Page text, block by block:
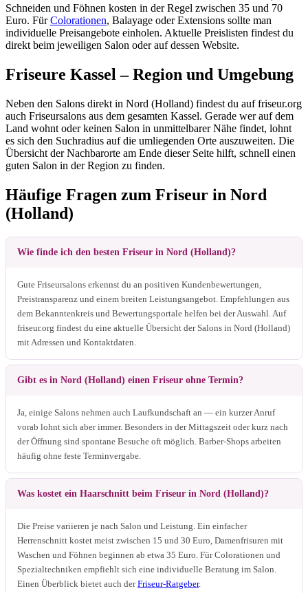
Schneiden und Föhnen kosten in der Regel zwischen 35 und 70
Euro. FürColorationen, Balayage oder Extensions sollte man
individuelle Preisangebote einholen. Aktuelle Preislisten findest du
direkt beim jeweiligen Salon oder auf dessen Website.
Friseure Kassel – Region und Umgebung
Neben den Salons direkt in Nord (Holland) findest du auf friseur.org
auch Friseursalons aus dem gesamten Kassel. Gerade wer auf dem
Land wohnt oder keinen Salon in unmittelbarer Nähe findet, lohnt
es sich den Suchradius auf die umliegenden Orte auszuweiten. Die
Übersicht der Nachbarorte am Ende dieser Seite hilft, schnell einen
guten Salon in der Region zu finden.
Häufige Fragen zum Friseur in Nord
(Holland)
Wie finde ich den besten Friseur in Nord (Holland)?
Gute Friseursalons erkennst du an positiven Kundenbewertungen,
Preistransparenz und einem breiten Leistungsangebot. Empfehlungen aus
dem Bekanntenkreis und Bewertungsportale helfen bei der Auswahl. Auf
friseur.org findest du eine aktuelle Übersicht der Salons in Nord (Holland)
mit Adressen und Kontaktdaten.
Gibt es in Nord (Holland) einen Friseur ohne Termin?
Ja, einige Salons nehmen auch Laufkundschaft an — ein kurzer Anruf
vorab lohnt sich aber immer. Besonders in der Mittagszeit oder kurz nach
der Öffnung sind spontane Besuche oft möglich. Barber-Shops arbeiten
häufig ohne feste Terminvergabe.
Was kostet ein Haarschnitt beim Friseur in Nord (Holland)?
Die Preise variieren je nach Salon und Leistung. Ein einfacher
Herrenschnitt kostet meist zwischen 15 und 30 Euro, Damenfrisuren mit
Waschen und Föhnen beginnen ab etwa 35 Euro. Für Colorationen und
Spezialtechniken empfiehlt sich eine individuelle Beratung im Salon.
Einen Überblick bietet auch derFriseur-Ratgeber.